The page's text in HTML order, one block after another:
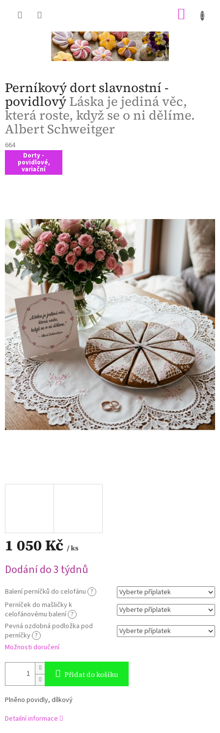
Perníkový dort slavnostní -
povidlovýLáska je jediná věc,
která roste, když se o ni dělíme.
Albert Schweitger
664
Dorty -
povidlové,
variační
1 050 Kč / ks
cena:
Dodání do 3 týdnů
Balení perníčků do celofánu ?
Perníček do mašličky k
celofánovému balení ?
Pevná ozdobná podložka pod
perníčky ?
Možnosti doručení
Přidat do košíku
Plněno povidly, dílkový
Detailní informace